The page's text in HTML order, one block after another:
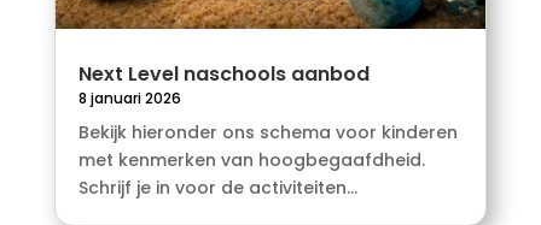
Next Level naschools aanbod
8 januari 2026
Bekijk hieronder ons schema voor kinderen
met kenmerken van hoogbegaafdheid.
Schrijf je in voor de activiteiten...